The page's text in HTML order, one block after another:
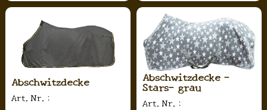
Abschwitzdecke
Art.Nr.:
Abschwitzdecke -
Stars- grau
Art.Nr.: